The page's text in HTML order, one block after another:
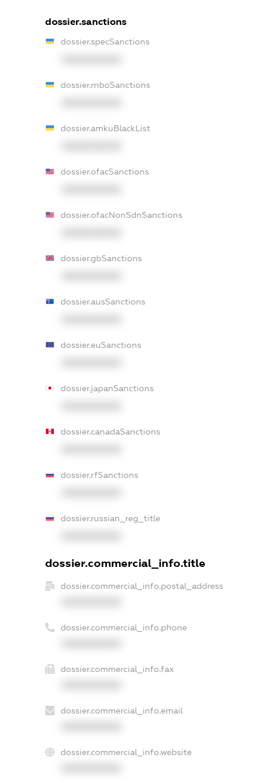
dossier.sanctions
dossier.specSanctions
dossier.rnboSanctions
dossier.amkuBlackList
dossier.ofacSanctions
dossier.ofacNonSdnSanctions
dossier.gbSanctions
dossier.ausSanctions
dossier.euSanctions
dossier.japanSanctions
dossier.canadaSanctions
dossier.rfSanctions
dossier.russian_reg_title
dossier.commercial_info.title
dossier.commercial_info.postal_address
dossier.commercial_info.phone
dossier.commercial_info.fax
dossier.commercial_info.email
dossier.commercial_info.website